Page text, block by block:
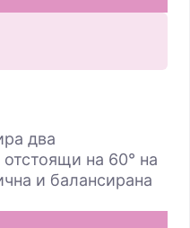
два
на 60° на
и балансирана